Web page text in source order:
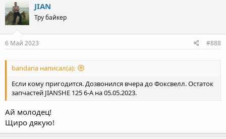
t
i
o
n
s
JIAN
Тру байкер
6 Май 2023 #888
bandana написал(а):
Если кому пригодится. Дозвонился вчера до Фоксвелл. Остаток
запчастей JIANSHE 125 6-A на 05.05.2023.
Ай молодец!
Щиро дякую!